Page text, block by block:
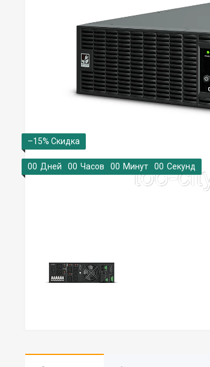
–15%
00 Дней 00 Часов 00 Минут 00 Секунд